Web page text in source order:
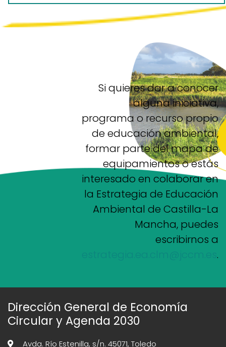
Si quieres dar a conocer
alguna iniciativa,
programa o recurso propio
de educación ambiental,
formar parte del mapa de
equipamientos o estás
interesado en colaborar en
la Estrategia de Educación
Ambiental de Castilla-La
Mancha, puedes
escribirnos a
.
Dirección General de Economía
Circular y Agenda 2030
Avda. Río Estenilla, s/n. 45071, Toledo